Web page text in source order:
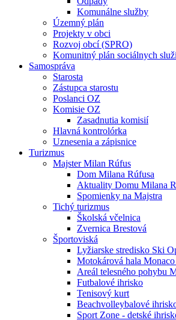
Komunálne služby
Územný plán
Projekty v obci
Rozvoj obcí (SPRO)
Komunitný plán sociálnych
Samospráva
Starosta
Zástupca starostu
Poslanci OZ
Komisie OZ
Zasadnutia komisií
Hlavná kontrolórka
Uznesenia a zápisnice
Turizmus
Majster Milan Rúfus
Dom Milana Rúfusa
Aktuality Domu Milana
Spomienky na Majstra
Tichý turizmus
Školská včelnica
Zvernica Brestová
Športoviská
Lyžiarske stredisko Ski
Motokárová hala
Areál telesného pohybu
Futbalové ihrisko
Tenisový kurt
Beachvolleybalové
Sport Zone - detské